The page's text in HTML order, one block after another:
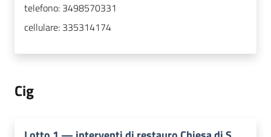
telefono: 3498570331
cellulare: 335314174
Cig